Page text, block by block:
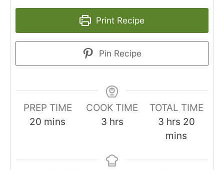
Print Recipe
Pin Recipe
PREP TIME
20 minutes
mins
COOK TIME
3hours
hrs
TOTAL TIME
3hours
hrs 20
mins